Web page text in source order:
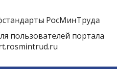
РосМинТруда
пользователей портала